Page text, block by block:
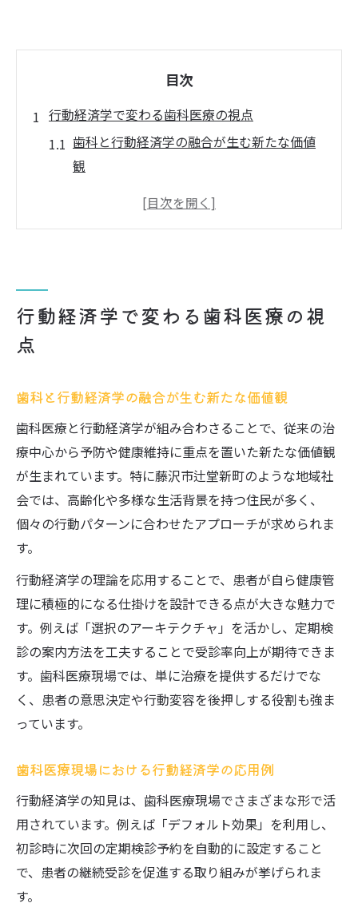
目次
行動経済学で変わる歯科医療の視点
歯科と行動経済学の融合が生む新たな価値
観
歯科医療現場における行動経済学の応用例
歯科がつなぐ地域医療ネットワークの要素
歯科医療の地域参画が生む予防意識の向上
歯科と他職種協働の新しい連携モデルとは
健康意識向上に歯科が果たす役割とは
歯科が健康行動の習慣化を促すための工夫
行動経済学で歯科受診率を高める方法
歯科と地域イベントが織りなす健康啓発
歯科から始める予防医療と生活改善の提案
辻堂新町の福祉施策と歯科の連動性
歯科医療が支える地域福祉施策の現状分析
障がい者福祉と歯科連携がもたらす変化
行動経済学が活きる歯科と福祉の連動事例
歯科を軸にした地域支援体制の強化策
歯科医療現場が担う地域福祉の役割拡大
歯科医師会活動が導く地域医療の進化
歯科医師会が推進する地域医療改革の実際
歯科医師会活動と行動経済学の接点とは
歯科医師会が担う地域啓発と健康増進事業
行動経済学で変わる歯科医療の視
点
歯科と行動経済学の融合が生む新たな価値観
歯科医療と行動経済学が組み合わさることで、従来の治
療中心から予防や健康維持に重点を置いた新たな価値観
が生まれています。特に藤沢市辻堂新町のような地域社
会では、高齢化や多様な生活背景を持つ住民が多く、
個々の行動パターンに合わせたアプローチが求められま
す。
行動経済学の理論を応用することで、患者が自ら健康管
理に積極的になる仕掛けを設計できる点が大きな魅力で
す。例えば「選択のアーキテクチャ」を活かし、定期検
診の案内方法を工夫することで受診率向上が期待できま
す。歯科医療現場では、単に治療を提供するだけでな
く、患者の意思決定や行動変容を後押しする役割も強ま
っています。
歯科医療現場における行動経済学の応用例
行動経済学の知見は、歯科医療現場でさまざまな形で活
用されています。例えば「デフォルト効果」を利用し、
初診時に次回の定期検診予約を自動的に設定すること
で、患者の継続受診を促進する取り組みが挙げられま
す。